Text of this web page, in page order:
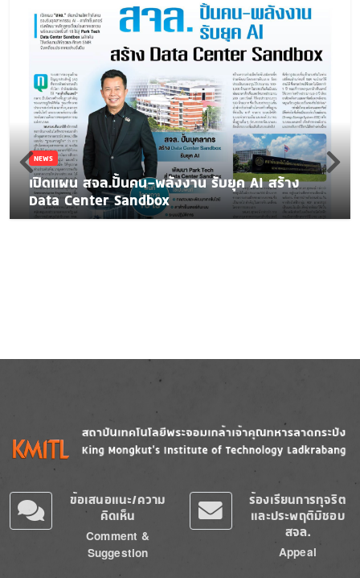
NEWS
เปิดแผน สจล.ปั้นคน-พลังงาน รับยุค AI สร้าง
Data Center Sandbox
Image
ข้อเสนอแนะ/ความ
คิดเห็น
Comment &
Suggestion
ร้องเรียนการทุจริต
และประพฤติมิชอบ
สจล.
Appeal